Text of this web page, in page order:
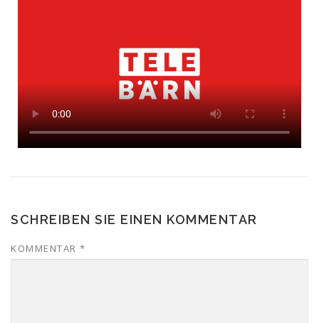
SCHREIBEN SIE EINEN KOMMENTAR
KOMMENTAR *